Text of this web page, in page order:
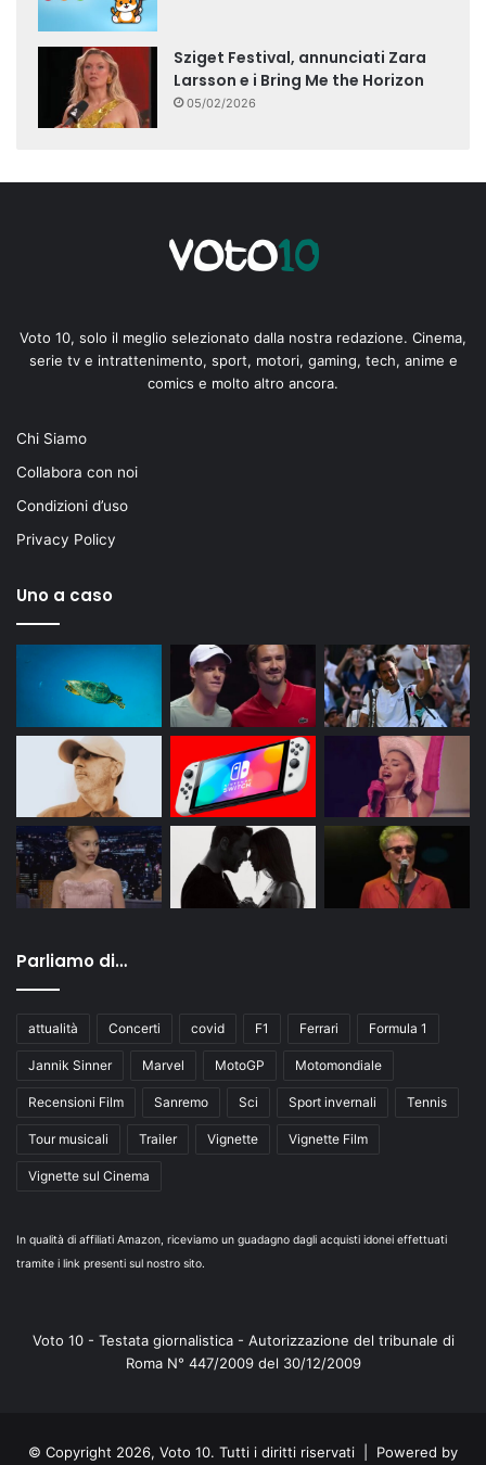
Sziget Festival, annunciati Zara
Larsson e i Bring Me the Horizon
05/02/2026
Voto 10, solo il meglio selezionato dalla nostra redazione. Cinema,
serie tv e intrattenimento, sport, motori, gaming, tech, anime e
comics e molto altro ancora.
Chi Siamo
Collabora con noi
Condizioni d’uso
Privacy Policy
Uno a caso
Parliamo di…
attualità Concerti covid F1 Ferrari Formula 1
Jannik Sinner Marvel MotoGP Motomondiale
Recensioni Film Sanremo Sci Sport invernali Tennis
Tour musicali Trailer Vignette Vignette Film
Vignette sul Cinema
In qualità di affiliati Amazon, riceviamo un guadagno dagli acquisti idonei effettuati
tramite i link presenti sul nostro sito.
Voto 10 - Testata giornalistica - Autorizzazione del tribunale di
Roma N° 447/2009 del 30/12/2009
© Copyright 2026, Voto 10. Tutti i diritti riservati | Powered by